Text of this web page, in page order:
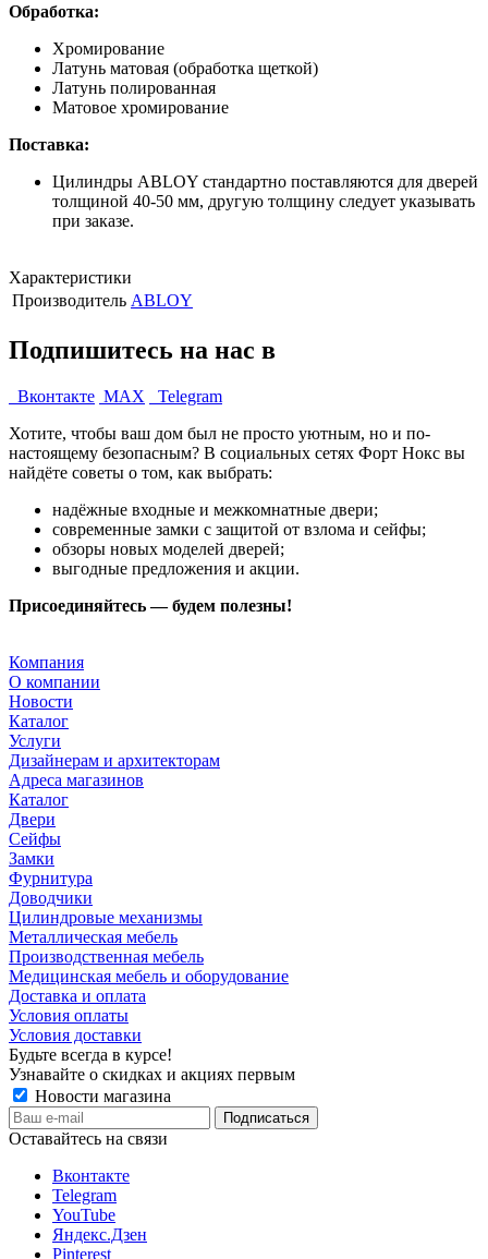
Обработка:
Хромирование
Латунь матовая (обработка щеткой)
Латунь полированная
Матовое хромирование
Поставка:
Цилиндры ABLOY стандартно поставляются для дверей
толщиной 40-50 мм, другую толщину следует указывать
при заказе.
Характеристики
Производитель ABLOY
Подпишитесь на нас в
Вконтакте MAX
Telegram
Хотите, чтобы ваш дом был не просто уютным, но и по-
настоящему безопасным? В социальных сетях Форт Нокс вы
найдёте советы о том, как выбрать:
надёжные входные и межкомнатные двери;
современные замки с защитой от взлома и сейфы;
обзоры новых моделей дверей;
выгодные предложения и акции.
Присоединяйтесь — будем полезны!
Компания
О компании
Новости
Каталог
Услуги
Дизайнерам и архитекторам
Адреса магазинов
Каталог
Двери
Сейфы
Замки
Фурнитура
Доводчики
Цилиндровые механизмы
Металлическая мебель
Производственная мебель
Медицинская мебель и оборудование
Доставка и оплата
Условия оплаты
Условия доставки
Будьте всегда в курсе!
Узнавайте о скидках и акциях первым
Новости магазина
Оставайтесь на связи
Вконтакте
Telegram
YouTube
Яндекс.Дзен
Pinterest